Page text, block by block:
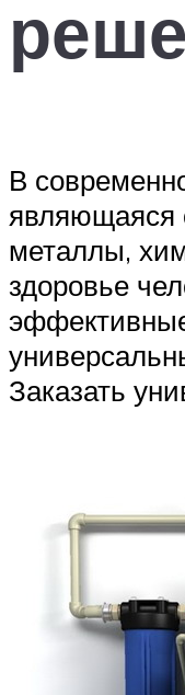
В
являющаяся
металлы,
здоровье
Заказать